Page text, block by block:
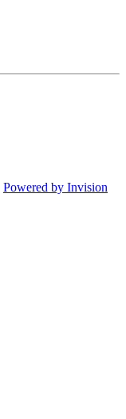
Powered by Invision